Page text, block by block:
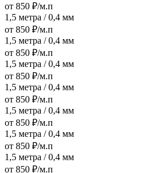
от 850 ₽/м.п
1,5 метра / 0,4 мм
от 850 ₽/м.п
1,5 метра / 0,4 мм
от 850 ₽/м.п
1,5 метра / 0,4 мм
от 850 ₽/м.п
1,5 метра / 0,4 мм
от 850 ₽/м.п
1,5 метра / 0,4 мм
от 850 ₽/м.п
1,5 метра / 0,4 мм
от 850 ₽/м.п
1,5 метра / 0,4 мм
от 850 ₽/м.п